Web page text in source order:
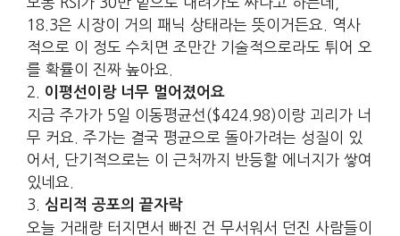
18.3은 시장이 거의 패닉 상태라는 뜻이거든요. 역사
적으로 이 정도 수치면 조만간 기술적으로라도 튀어 오
를 확률이 진짜 높아요.
2. 이평선이랑 너무 멀어졌어요
지금 주가가 5일 이동평균선($424.98)이랑 괴리가 너
무 커요. 주가는 결국 평균으로 돌아가려는 성질이 있
어서, 단기적으로는 이 근처까지 반등할 에너지가 쌓여
있네요.
3. 심리적 공포의 끝자락
오늘 거래량 터지면서 빠진 건 무서워서 던진 사람들이